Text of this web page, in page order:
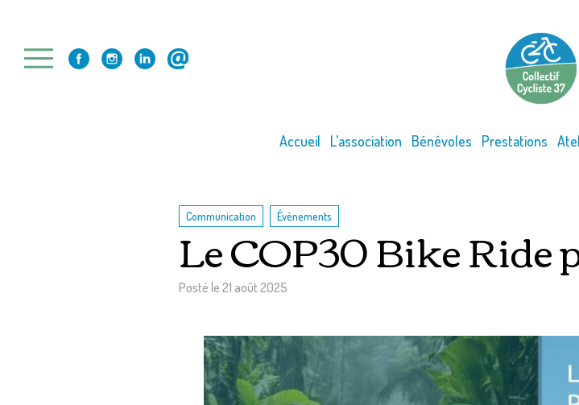
content
Accueil L’association Bénévoles Prestations
Communication Événements
Le COP30 Bike Ride
Posté le 21 août 2025